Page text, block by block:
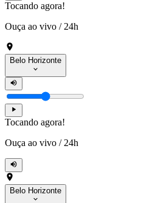
Tocando agora!
Ouça ao vivo / 24h
Belo Horizonte
Tocando agora!
Ouça ao vivo / 24h
Belo Horizonte